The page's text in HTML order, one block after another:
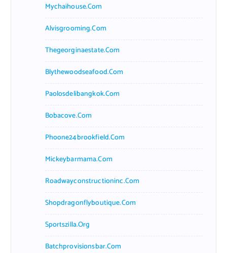
Mychaihouse.com
Alvisgrooming.com
Thegeorginaestate.com
Blythewoodseafood.com
Paolosdelibangkok.com
Bobacove.com
Phoone24brookfield.com
Mickeybarmama.com
Roadwayconstructioninc.com
Shopdragonflyboutique.com
Sportszilla.org
Batchprovisionsbar.com